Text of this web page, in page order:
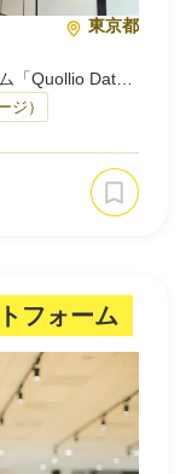
東京都
「Quollio Data
ビス「Quollio
データインテリ
データカタログ
Cloud」
ービス分析の推
ースに利用いた
ジ）
フォーム